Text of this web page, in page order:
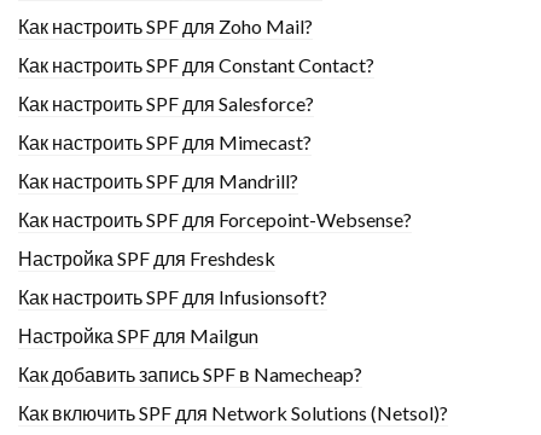
Как настроить SPF для Zoho Mail?
Как настроить SPF для Constant Contact?
Как настроить SPF для Salesforce?
Как настроить SPF для Mimecast?
Как настроить SPF для Mandrill?
Как настроить SPF для Forcepoint-Websense?
Настройка SPF для Freshdesk
Как настроить SPF для Infusionsoft?
Настройка SPF для Mailgun
Как добавить запись SPF в Namecheap?
Как включить SPF для Network Solutions (Netsol)?